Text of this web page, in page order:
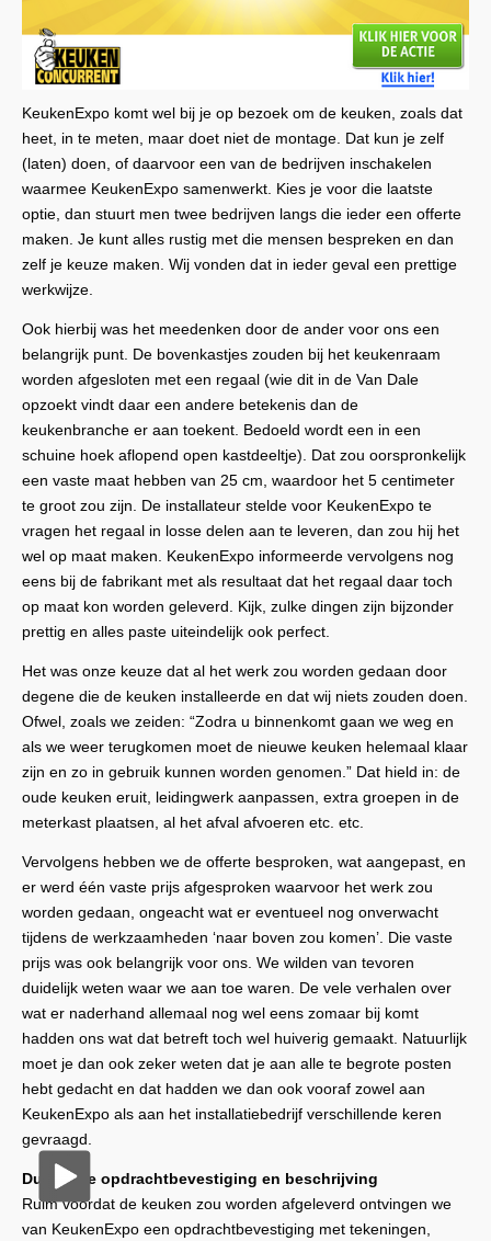
KeukenExpo komt wel bij je op bezoek om de keuken, zoals dat
heet, in te meten, maar doet niet de montage. Dat kun je zelf
(laten) doen, of daarvoor een van de bedrijven inschakelen
waarmee KeukenExpo samenwerkt. Kies je voor die laatste
optie, dan stuurt men twee bedrijven langs die ieder een offerte
maken. Je kunt alles rustig met die mensen bespreken en dan
zelf je keuze maken. Wij vonden dat in ieder geval een prettige
werkwijze.
Ook hierbij was het meedenken door de ander voor ons een
belangrijk punt. De bovenkastjes zouden bij het keukenraam
worden afgesloten met een regaal (wie dit in de Van Dale
opzoekt vindt daar een andere betekenis dan de
keukenbranche er aan toekent. Bedoeld wordt een in een
schuine hoek aflopend open kastdeeltje). Dat zou oorspronkelijk
een vaste maat hebben van 25 cm, waardoor het 5 centimeter
te groot zou zijn. De installateur stelde voor KeukenExpo te
vragen het regaal in losse delen aan te leveren, dan zou hij het
wel op maat maken. KeukenExpo informeerde vervolgens nog
eens bij de fabrikant met als resultaat dat het regaal daar toch
op maat kon worden geleverd. Kijk, zulke dingen zijn bijzonder
prettig en alles paste uiteindelijk ook perfect.
Het was onze keuze dat al het werk zou worden gedaan door
degene die de keuken installeerde en dat wij niets zouden doen.
Ofwel, zoals we zeiden: “Zodra u binnenkomt gaan we weg en
als we weer terugkomen moet de nieuwe keuken helemaal klaar
zijn en zo in gebruik kunnen worden genomen.” Dat hield in: de
oude keuken eruit, leidingwerk aanpassen, extra groepen in de
meterkast plaatsen, al het afval afvoeren etc. etc.
Vervolgens hebben we de offerte besproken, wat aangepast, en
er werd één vaste prijs afgesproken waarvoor het werk zou
worden gedaan, ongeacht wat er eventueel nog onverwacht
tijdens de werkzaamheden ‘naar boven zou komen’. Die vaste
prijs was ook belangrijk voor ons. We wilden van tevoren
duidelijk weten waar we aan toe waren. De vele verhalen over
wat er naderhand allemaal nog wel eens zomaar bij komt
hadden ons wat dat betreft toch wel huiverig gemaakt. Natuurlijk
moet je dan ook zeker weten dat je aan alle te begrote posten
hebt gedacht en dat hadden we dan ook vooraf zowel aan
KeukenExpo als aan het installatiebedrijf verschillende keren
gevraagd.
Duidelijke opdrachtbevestiging en beschrijving
Ruim voordat de keuken zou worden afgeleverd ontvingen we
van KeukenExpo een opdrachtbevestiging met tekeningen,